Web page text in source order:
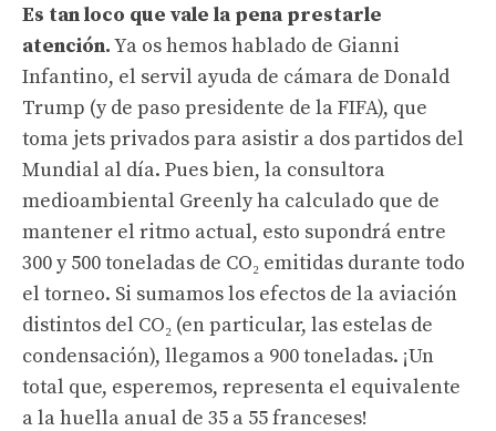
Es tan loco que vale la pena prestarle
atención.Ya os hemos hablado de Gianni
Infantino, el servil ayuda de cámara de Donald
Trump (y de paso presidente de la FIFA), que
toma jets privados para asistir a dos partidos del
Mundial al día. Pues bien, la consultora
medioambiental Greenly ha calculado que de
mantener el ritmo actual, esto supondrá entre
300 y 500 toneladas de CO₂ emitidas durante todo
el torneo. Si sumamos los efectos de la aviación
distintos del CO₂ (en particular, las estelas de
condensación), llegamos a 900 toneladas. ¡Un
total que, esperemos, representa el equivalente
a la huella anual de 35 a 55 franceses!